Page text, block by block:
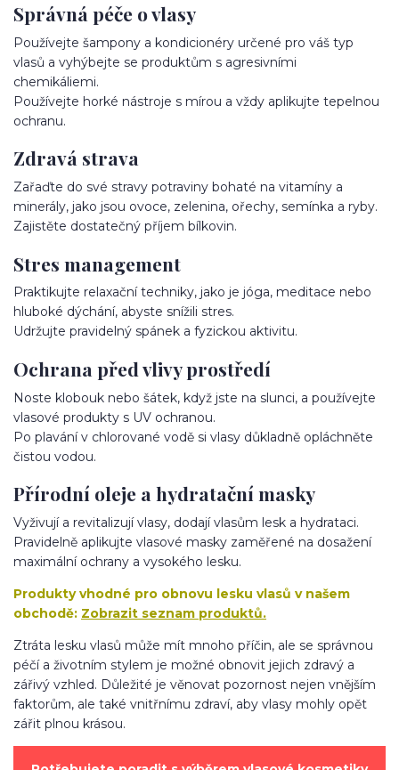
Správná péče o vlasy
Používejte šampony a kondicionéry určené pro váš typ
vlasů a vyhýbejte se produktům s agresivními
chemikáliemi.
Používejte horké nástroje s mírou a vždy aplikujte tepelnou
ochranu.
Zdravá strava
Zařaďte do své stravy potraviny bohaté na vitamíny a
minerály, jako jsou ovoce, zelenina, ořechy, semínka a ryby.
Zajistěte dostatečný příjem bílkovin.
Stres management
Praktikujte relaxační techniky, jako je jóga, meditace nebo
hluboké dýchání, abyste snížili stres.
Udržujte pravidelný spánek a fyzickou aktivitu.
Ochrana před vlivy prostředí
Noste klobouk nebo šátek, když jste na slunci, a používejte
vlasové produkty s UV ochranou.
Po plavání v chlorované vodě si vlasy důkladně opláchněte
čistou vodou.
Přírodní oleje a hydratační masky
Vyživují a revitalizují vlasy, dodají vlasům lesk a hydrataci.
Pravidelně aplikujte vlasové masky zaměřené na dosažení
maximální ochrany a vysokého lesku.
Produkty vhodné pro obnovu lesku vlasů v našem
obchodě: Zobrazit seznam produktů.
Ztráta lesku vlasů může mít mnoho příčin, ale se správnou
péčí a životním stylem je možné obnovit jejich zdravý a
zářivý vzhled. Důležité je věnovat pozornost nejen vnějším
faktorům, ale také vnitřnímu zdraví, aby vlasy mohly opět
zářit plnou krásou.